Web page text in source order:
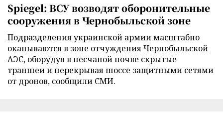
Spiegel: ВСУ возводят оборонительные
сооружения в Чернобыльской зоне
Подразделения украинской армии масштабно
окапываются в зоне отчуждения Чернобыльской
АЭС, оборудуя в песчаной почве скрытые
траншеи и перекрывая шоссе защитными сетями
от дронов, сообщили СМИ.